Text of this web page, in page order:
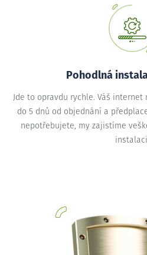
Pohodlná
Jde to opravdu rychle. Váš
do 5 dnů od objednání a
nepotřebujete, my zajistíme